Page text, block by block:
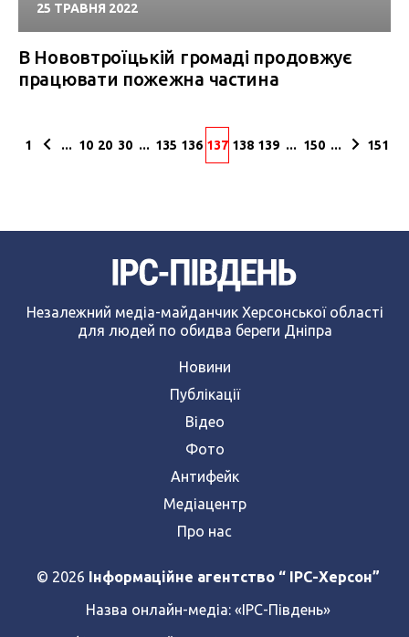
25 ТРАВНЯ 2022
В Нововтроїцькій громаді продовжує
працювати пожежна частина
1 ... 10 20 30 ... 135 136 137 138 139 ... 150 ... 151
Незалежний медіа-майданчик Херсонської області
для людей по обидва береги Дніпра
Новини
Публікації
Відео
Фото
Антифейк
Медіацентр
Про нас
© 2026 Інформаційне агентство “ IPC-Херсон”
Назва онлайн-медіа: «ІРС-Південь»